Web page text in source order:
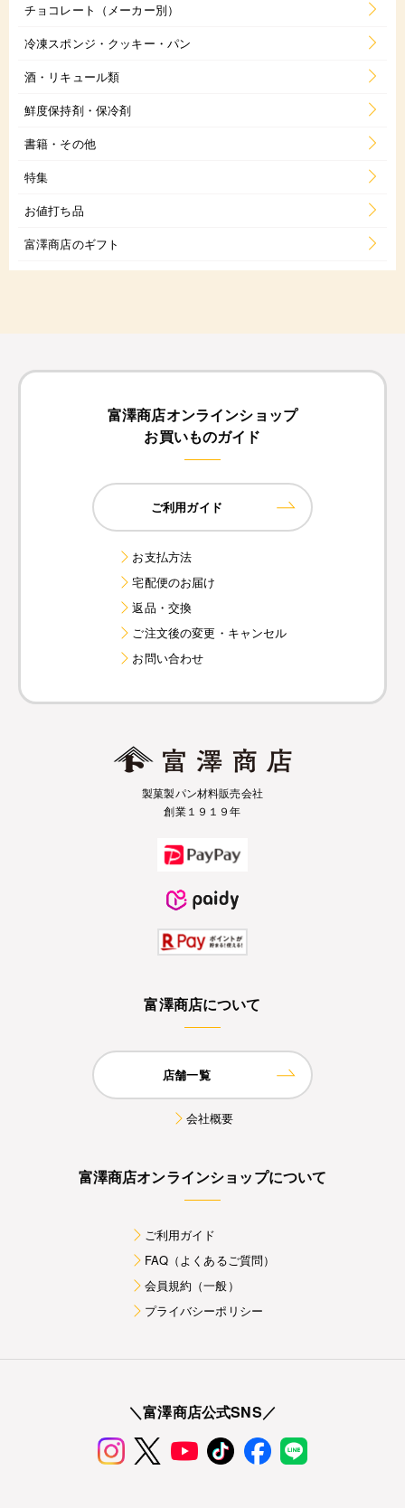
チョコレート（メーカー別）
冷凍スポンジ・クッキー・パン
酒・リキュール類
鮮度保持剤・保冷剤
書籍・その他
特集
お値打ち品
富澤商店のギフト
富澤商店オンラインショップ
お買いものガイド
ご利用ガイド
お支払方法
宅配便のお届け
返品・交換
ご注文後の変更・キャンセル
お問い合わせ
製菓製パン材料販売会社
創業１９１９年
富澤商店について
店舗一覧
会社概要
富澤商店オンラインショップについて
ご利用ガイド
FAQ（よくあるご質問）
会員規約（一般）
プライバシーポリシー
＼富澤商店公式SNS／